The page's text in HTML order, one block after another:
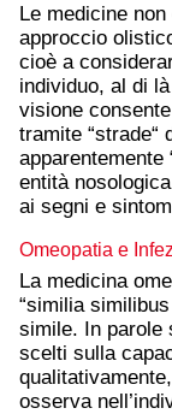
Le medicine
approccio
cioè a
individuo, al di
visione
tramite “strade“
apparentemente
entità
ai segni e
Omeopatia e
La medicina
“similia
simile. In parole
scelti sulla
osserva